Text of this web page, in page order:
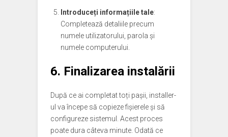
Introduceți informațiile tale:
Completează detaliile precum
numele utilizatorului, parola și
numele computerului.
6. Finalizarea instalării
După ce ai completat toți pașii, installer-
ul va începe să copieze fișierele și să
configureze sistemul. Acest proces
poate dura câteva minute. Odată ce